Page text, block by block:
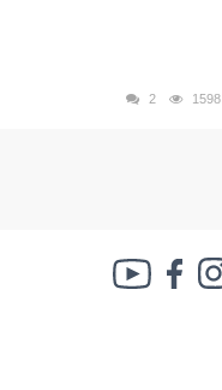
2 1598